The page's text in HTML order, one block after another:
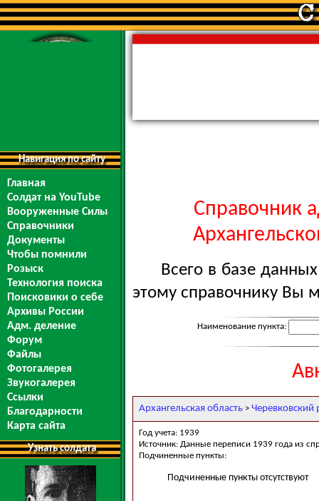
Навигация по сайту
Главная
Солдат на YouTube
Вооруженные Силы
Справочники
Документы
Чтобы помнили
Розыск
Технология поиска
Поисковики о себе
Архивы России
Адм. деление
Форум
Файлы
Фотогалерея
Звукогалерея
Ссылки
Благодарности
Карта сайта
Узнать солдата
Справочник
Всего в базе
этому справочнику Вы
Наименование пункта:
Архангельская область > Черевковский
Год учета: 1939
Источник: Данные переписи 1939 года из
Подчиненные пункты:
Подчиненные пункты отсутствуют